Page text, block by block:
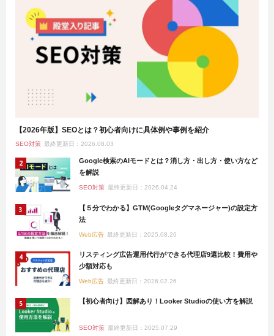
【2026年版】SEOとは？初心者向けに具体例や事例を紹介
SEO対策 最終更新日：2026.08.03
Google検索のAIモードとは？消し方・出し方・使い方など
を解説
SEO対策 最終更新日：2026.04.24
【５分でわかる】GTM(Googleタグマネージャー)の設定方
法
Web広告 最終更新日：2025.08.26
リスティング広告運用代行ができる代理店9選比較！費用や
少額対応も
Web広告 最終更新日：2026.02.26
【初心者向け】図解あり！Looker Studioの使い方を解説
SEO対策 最終更新日：2025.07.29